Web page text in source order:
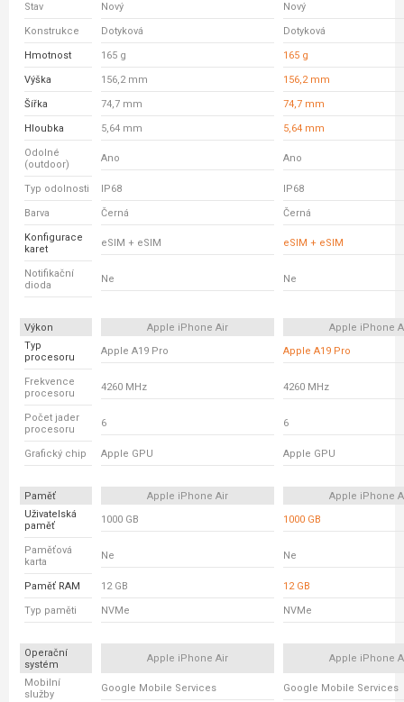
Stav
Nový Nový
Konstrukce Dotyková Dotyková
Hmotnost 165 g 165 g
Výška 156,2 mm 156,2 mm
Šířka 74,7 mm 74,7 mm
Hloubka 5,64 mm 5,64 mm
Odolné
(outdoor)
Ano Ano
Typ odolnosti IP68 IP68
Barva Černá Černá
Konfigurace
karet
eSIM + eSIM eSIM + eSIM
Notifikační
dioda
Ne Ne
Výkon Apple iPhone Air
Apple iPhone
Typ
procesoru
Apple A19 Pro Apple A19 Pro
Frekvence
procesoru
4260 MHz 4260 MHz
Počet jader
procesoru
6 6
Grafický chip Apple GPU Apple GPU
Paměť Apple iPhone Air
Apple iPhone
Uživatelská
paměť
1000 GB 1000 GB
Paměťová
karta
Ne Ne
Paměť RAM 12 GB 12 GB
Typ paměti NVMe NVMe
Operační
systém
Apple iPhone Air Apple iPhone
Mobilní
služby
Google Mobile Services Google Mobile Services